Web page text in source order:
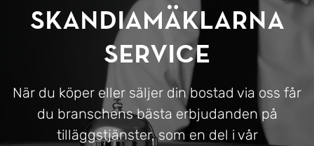
SkandiaMäklarna
Service
När du köper eller säljer din bostad via oss får
du branschens bästa erbjudanden på
tilläggstjänster, som en del i vår